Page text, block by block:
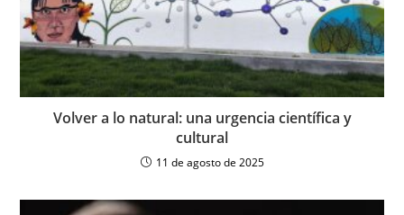
Volver a lo natural: una urgencia científica y
cultural
11 de agosto de 2025